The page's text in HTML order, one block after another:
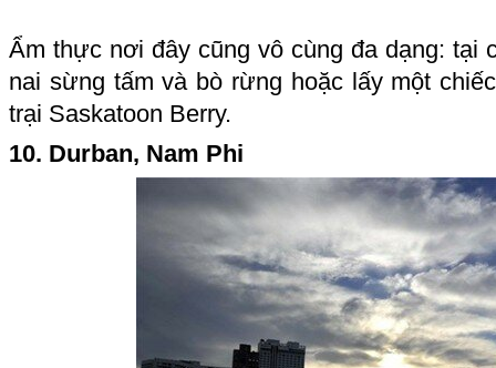
Ẩm thực nơi đây cũng vô cùng đa dạng: tại
nai sừng tấm và bò rừng hoặc lấy một
trại Saskatoon Berry.
10. Durban, Nam Phi